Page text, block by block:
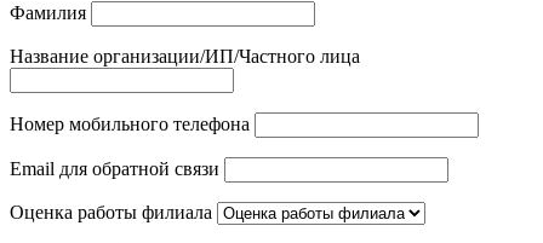
Фамилия
Название организации/ИП/Частного лица
Номер мобильного телефона
Email для обратной связи
Оценка работы филиала